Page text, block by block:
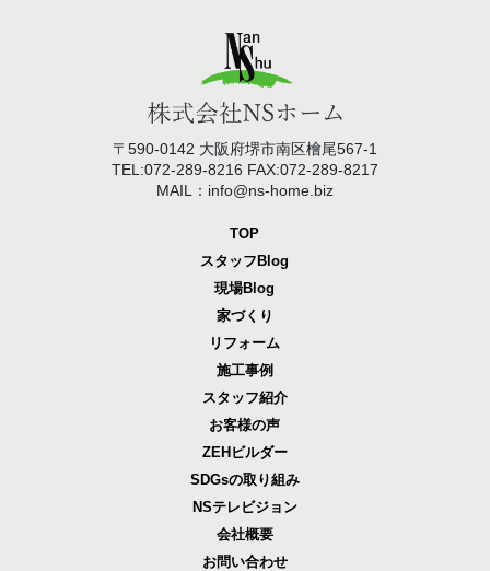
〒590-0142 大阪府堺市南区檜尾567-1
TEL:072-289-8216 FAX:072-289-8217
MAIL：info@ns-home.biz
TOP
スタッフBlog
現場Blog
家づくり
リフォーム
施工事例
スタッフ紹介
お客様の声
ZEHビルダー
SDGsの取り組み
NSテレビジョン
会社概要
お問い合わせ